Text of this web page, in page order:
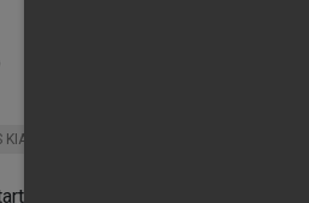
KÖNYVEI
Intézetének